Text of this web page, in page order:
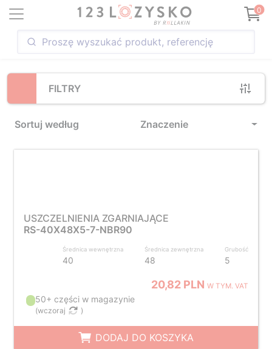
0
FILTRY
Sortuj według Znaczenie
Loading...
USZCZELNIENIA ZGARNIAJĄCE
RS-40X48X5-7-NBR90
Średnica wewnętrzna
40
Średnica zewnętrzna
48
Grubość
5
20,82 PLNW TYM. VAT
50+ części w magazynie
(wczoraj )
DODAJ DO KOSZYKA